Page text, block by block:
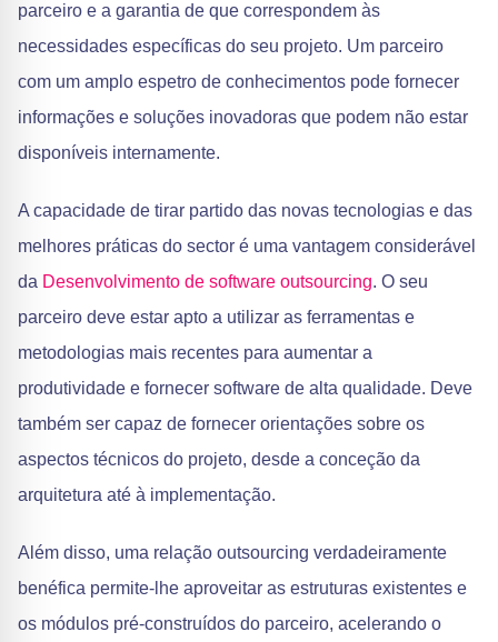
parceiro e a garantia de que correspondem às
necessidades específicas do seu projeto. Um parceiro
com um amplo espetro de conhecimentos pode fornecer
informações e soluções inovadoras que podem não estar
disponíveis internamente.
A capacidade de tirar partido das novas tecnologias e das
melhores práticas do sector é uma vantagem considerável
da Desenvolvimento de software outsourcing. O seu
parceiro deve estar apto a utilizar as ferramentas e
metodologias mais recentes para aumentar a
produtividade e fornecer software de alta qualidade. Deve
também ser capaz de fornecer orientações sobre os
aspectos técnicos do projeto, desde a conceção da
arquitetura até à implementação.
Além disso, uma relação outsourcing verdadeiramente
benéfica permite-lhe aproveitar as estruturas existentes e
os módulos pré-construídos do parceiro, acelerando o